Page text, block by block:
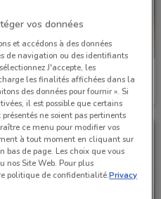
Foncia
Valable jusqu'au 31/12 4.6 km
vos données
et accédons à des données
de navigation ou des identifiants
J'accepte, les
les finalités affichées dans la
des données pour fournir ». Si
il est possible que certains
ne soient pas pertinents
ce menu pour modifier vos
à tout moment en cliquant sur
de page. Les choix que vous
nos Site Web. Pour plus
politique de confidentialité.Privacy